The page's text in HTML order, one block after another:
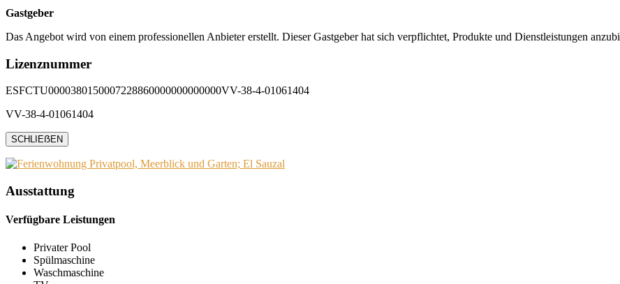
Gastgeber
Das Angebot wird von einem professionellen Anbieter erstellt. Dieser Gastgeber hat sich verpflichtet, Produkte und Dienstleistungen
Lizenznummer
ESFCTU0000380150007228860000000000000VV-38-4-01061404
VV-38-4-01061404
SCHLIEẞEN
Ausstattung
Verfügbare Leistungen
Privater Pool
Spülmaschine
Waschmaschine